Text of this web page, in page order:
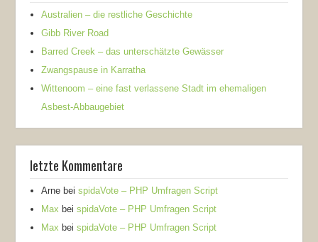
Australien – die restliche Geschichte
Gibb River Road
Barred Creek – das unterschätzte Gewässer
Zwangspause in Karratha
Wittenoom – eine fast verlassene Stadt im ehemaligen
Asbest-Abbaugebiet
letzte Kommentare
Arne beispidaVote – PHP Umfragen Script
Max beispidaVote – PHP Umfragen Script
Max beispidaVote – PHP Umfragen Script